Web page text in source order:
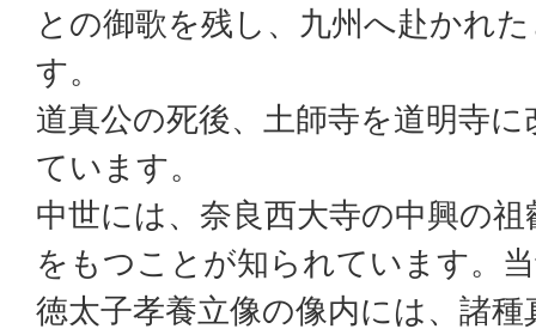
との御歌を残し、九州へ赴かれ
す。
道真公の死後、土師寺を道明寺
ています。
中世には、奈良西大寺の中興の
をもつことが知られています。
徳太子孝養立像の像内には、諸